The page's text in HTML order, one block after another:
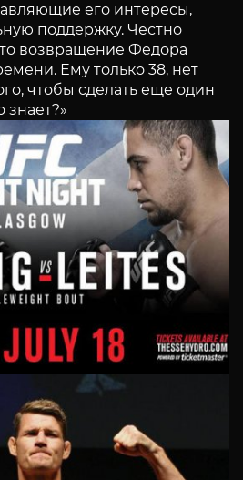
его интересы,
поддержку. Честно
возвращение Федора
Ему только 38, нет
чтобы сделать еще один
знает?»